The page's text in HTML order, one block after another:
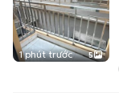
1 phút trước 5